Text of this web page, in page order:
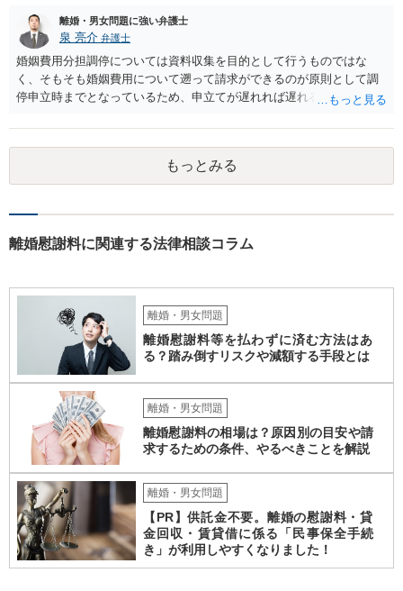
離婚・男女問題に強い弁護士
泉 亮介 弁護士
婚姻費用分担調停については資料収集を目的として行うものではな
く、そもそも婚姻費用について遡って請求ができるのが原則として調
停申立時までとなっているため、申立てが遅れれば遅れるほど、遡れ
婚姻費用については調停で話がまとまらなかった場合に審判で裁判所
の判断が出るため、終局的な解決が見込めます。 弁護士に一度相談さ
もっとみる
離婚慰謝料に関連する法律相談コラム
離婚・男女問題
離婚慰謝料等を払わずに済む方法はあ
る？踏み倒すリスクや減額する手段とは
離婚・男女問題
離婚慰謝料の相場は？原因別の目安や請
求するための条件、やるべきことを解説
離婚・男女問題
【PR】供託金不要。離婚の慰謝料・貸
金回収・賃貸借に係る「民事保全手続
き」が利用しやすくなりました！